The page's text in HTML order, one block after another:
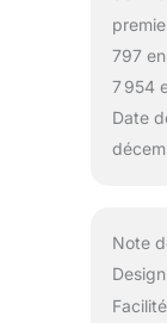
797
7 954
Date
Note